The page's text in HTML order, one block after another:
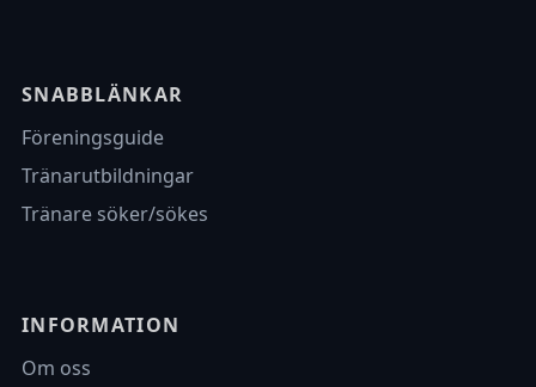
SNABBLÄNKAR
Föreningsguide
Tränarutbildningar
Tränare söker/sökes
INFORMATION
Om oss